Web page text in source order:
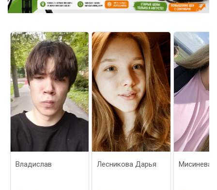
Владислав Лесникова Дарья Мисинева